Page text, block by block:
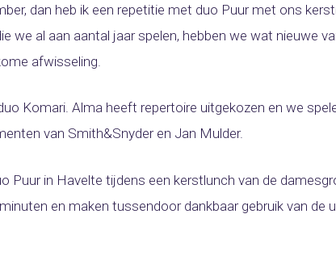
dan heb ik een repetitie met duo Puur met ons
we al aan aantal jaar spelen, hebben we wat nieuwe
afwisseling.
Komari. Alma heeft repertoire uitgekozen en we
van Smith&Snyder en Jan Mulder.
Puur in Havelte tijdens een kerstlunch van de
en maken tussendoor dankbaar gebruik van de